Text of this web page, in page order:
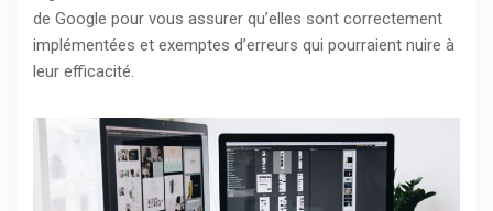
de Google pour vous assurer qu’elles sont correctement
implémentées et exemptes d’erreurs qui pourraient nuire à
leur efficacité.